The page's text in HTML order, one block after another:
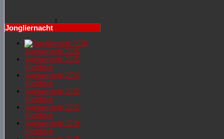
Jongliernacht
Jongliernacht 2026
Jongliernachr 2025
Rückblick
Jongliernacht 2024
Rückblick
Jongliernacht 2023
Rückblick
Jongliernacht 2022
Rückblick
Jongliernacht 2019
Rückblick